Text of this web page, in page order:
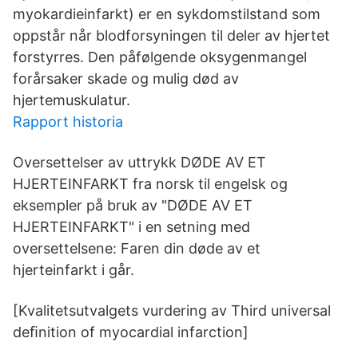
myokardieinfarkt) er en sykdomstilstand som
oppstår når blodforsyningen til deler av hjertet
forstyrres. Den påfølgende oksygenmangel
forårsaker skade og mulig død av
hjertemuskulatur.
Rapport historia
Oversettelser av uttrykk DØDE AV ET
HJERTEINFARKT fra norsk til engelsk og
eksempler på bruk av "DØDE AV ET
HJERTEINFARKT" i en setning med
oversettelsene: Faren din døde av et
hjerteinfarkt i går.
[Kvalitetsutvalgets vurdering av Third universal
deﬁnition of myocardial infarction]